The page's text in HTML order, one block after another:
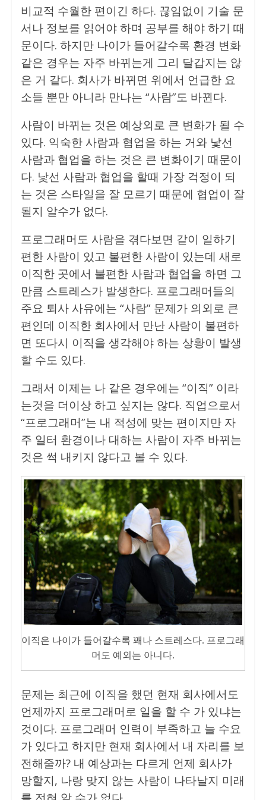
비교적 수월한 편이긴 하다. 끊임없이 기술 문
서나 정보를 읽어야 하며 공부를 해야 하기 때
문이다. 하지만 나이가 들어갈수록 환경 변화
같은 경우는 자주 바뀌는게 그리 달갑지는 않
은 거 같다. 회사가 바뀌면 위에서 언급한 요
소들 뿐만 아니라 만나는 “사람”도 바뀐다.
사람이 바뀌는 것은 예상외로 큰 변화가 될 수
있다. 익숙한 사람과 협업을 하는 거와 낯선
사람과 협업을 하는 것은 큰 변화이기 때문이
다. 낯선 사람과 협업을 할때 가장 걱정이 되
는 것은 스타일을 잘 모르기 때문에 협업이 잘
될지 알수가 없다.
프로그래머도 사람을 겪다보면 같이 일하기
편한 사람이 있고 불편한 사람이 있는데 새로
이직한 곳에서 불편한 사람과 협업을 하면 그
만큼 스트레스가 발생한다. 프로그래머들의
주요 퇴사 사유에는 “사람” 문제가 의외로 큰
편인데 이직한 회사에서 만난 사람이 불편하
면 또다시 이직을 생각해야 하는 상황이 발생
할 수도 있다.
그래서 이제는 나 같은 경우에는 “이직” 이라
는것을 더이상 하고 싶지는 않다. 직업으로서
“프로그래머”는 내 적성에 맞는 편이지만 자
주 일터 환경이나 대하는 사람이 자주 바뀌는
것은 썩 내키지 않다고 볼 수 있다.
이직은 나이가 들어갈수록 꽤나 스트레스다. 프로그래
머도 예외는 아니다.
문제는 최근에 이직을 했던 현재 회사에서도
언제까지 프로그래머로 일을 할 수 가 있냐는
것이다. 프로그래머 인력이 부족하고 늘 수요
가 있다고 하지만 현재 회사에서 내 자리를 보
전해줄까? 내 예상과는 다르게 언제 회사가
망할지, 나랑 맞지 않는 사람이 나타날지 미래